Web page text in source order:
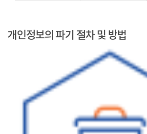
개인정보의 파기 절차 및 방법